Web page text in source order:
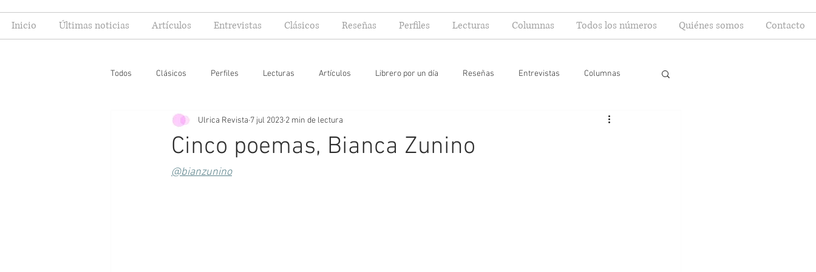
Inicio Últimas noticias Artículos Entrevistas Clásicos Reseñas Perfiles Lecturas Columnas Todos los números Quiénes somos Contacto
Todos Clásicos Perfiles Lecturas Artículos Librero por un día Reseñas Entrevistas Columnas
Editoriales Especial FIL Mi yo lector
Cinco poemas, Bianca Zunino
Ulrica Revista 7 jul 2023 2 min de lectura
@bianzunino